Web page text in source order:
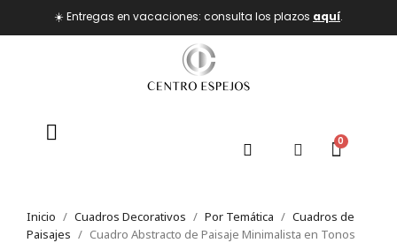
☀️ Entregas en vacaciones: consulta los plazos aquí.
Inicio Cuadros Decorativos Por Temática
Cuadros de
Paisajes
Cuadro Abstracto de Paisaje Minimalista en Tonos